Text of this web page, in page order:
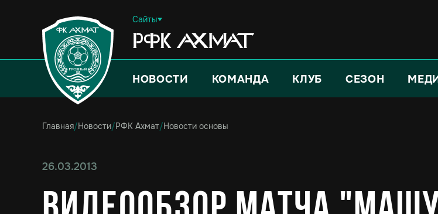
Сайты
НОВОСТИ КОМАНДА КЛУБ СЕЗОН
Главная/Новости/РФК Ахмат/Новости основы
26.03.2013